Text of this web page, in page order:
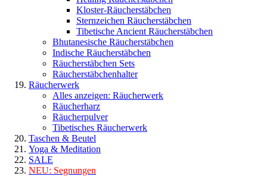
Kloster-Räucherstäbchen
Sternzeichen Räucherstäbchen
Tibetische Ancient Räucherstäbchen
Bhutanesische Räucherstäbchen
Indische Räucherstäbchen
Räucherstäbchen Sets
Räucherstäbchenhalter
Räucherwerk
Alles anzeigen: Räucherwerk
Räucherharz
Räucherpulver
Tibetisches Räucherwerk
Taschen & Beutel
Yoga & Meditation
SALE
NEU: Segnungen